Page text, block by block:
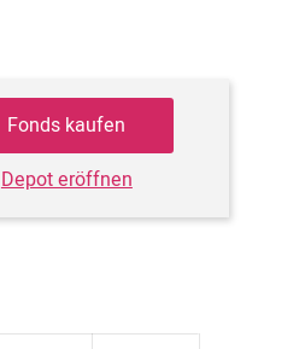
Fonds kaufen
Depot eröffnen